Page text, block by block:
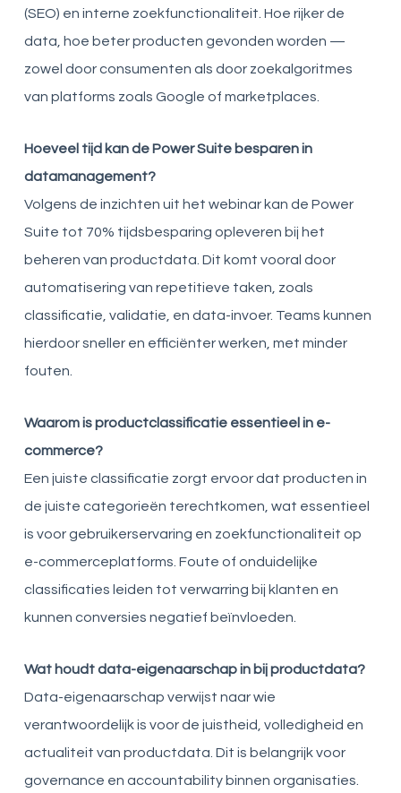
(SEO) en interne zoekfunctionaliteit. Hoe rijker de
data, hoe beter producten gevonden worden —
zowel door consumenten als door zoekalgoritmes
van platforms zoals Google of marketplaces.
Hoeveel tijd kan de Power Suite besparen in
datamanagement?
Volgens de inzichten uit het webinar kan de Power
Suite tot 70% tijdsbesparing opleveren bij het
beheren van productdata. Dit komt vooral door
automatisering van repetitieve taken, zoals
classificatie, validatie, en data-invoer. Teams kunnen
hierdoor sneller en efficiënter werken, met minder
fouten.
Waarom is productclassificatie essentieel in e-
commerce?
Een juiste classificatie zorgt ervoor dat producten in
de juiste categorieën terechtkomen, wat essentieel
is voor gebruikerservaring en zoekfunctionaliteit op
e-commerceplatforms. Foute of onduidelijke
classificaties leiden tot verwarring bij klanten en
kunnen conversies negatief beïnvloeden.
Wat houdt data-eigenaarschap in bij productdata?
Data-eigenaarschap verwijst naar wie
verantwoordelijk is voor de juistheid, volledigheid en
actualiteit van productdata. Dit is belangrijk voor
governance en accountability binnen organisaties.